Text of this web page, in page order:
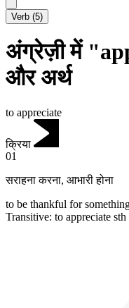
Verb (5)
अंग्रेज़ी में
और अर्थ
to appreciate
क्रिया
01
सराहना करना, आभारी होना
to be thankful for
Transitive: to appreciate sth